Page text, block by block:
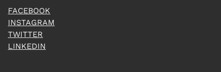
FACEBOOK
INSTAGRAM
TWITTER
LINKEDIN